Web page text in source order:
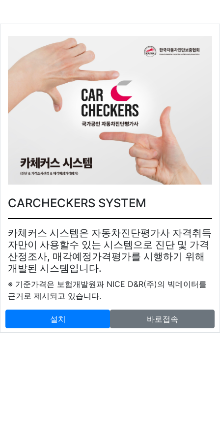
CARCHECKERS SYSTEM
카체커스 시스템은 자동차진단평가사 자격취득
자만이 사용할수 있는 시스템으로 진단 및 가격
산정조사, 매각예정가격평가를 시행하기 위해
개발된 시스템입니다.
※ 기준가격은 보험개발원과 NICE D&R(주)의 빅데이터를
근거로 제시되고 있습니다.
설치 바로접속